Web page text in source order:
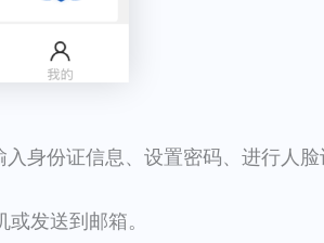
身份证信息、设置密码、进行人脸
发送到邮箱。